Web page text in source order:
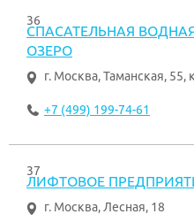
36
СПАСАТЕЛЬНАЯ
ОЗЕРО
г. Москва,Таманская, 55,
+7 (499) 199-74-61
37
ЛИФТОВОЕ
г. Москва,Лесная, 18